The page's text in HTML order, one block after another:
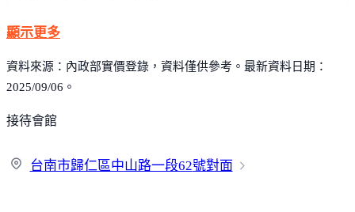
顯示更多
資料來源：內政部實價登錄，資料僅供參考。最新資料日期：
2025/09/06。
接待會館
台南市歸仁區中山路一段62號對面